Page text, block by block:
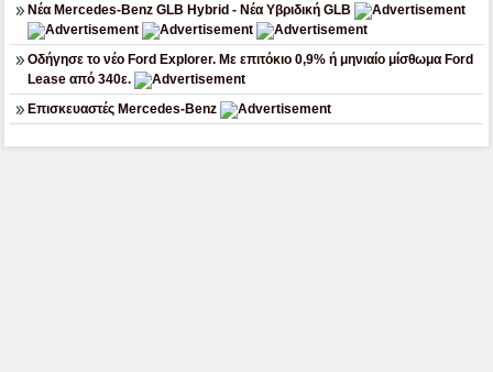
Νέα Mercedes-Benz GLB Hybrid - Νέα Υβριδική GLB
Οδήγησε το νέο Ford Explorer. Με επιτόκιο 0,9% ή μηνιαίο μίσθωμα Ford
Lease από 340ε.
Επισκευαστές Mercedes-Benz